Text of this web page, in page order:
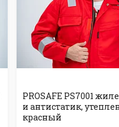
PROSAFE PS7001
и антистатик,
красный